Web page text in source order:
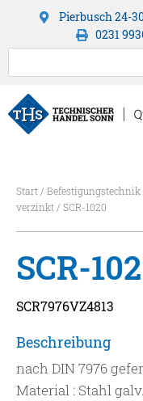
Pierbusch 24-
0231
Start/ Befestigungstechnik
verzinkt/ SCR-1020
SCR-
SCR7976VZ4813
Beschreibung
nach DIN 7976
Material : Stahl